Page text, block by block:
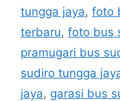
tungga jaya, foto
terbaru, foto bus
pramugari bus
sudiro tungga
jaya, garasi bus